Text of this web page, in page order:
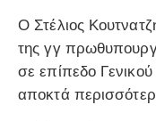
Ο Στέλιος
της γγ
σε επίπεδο
αποκτά